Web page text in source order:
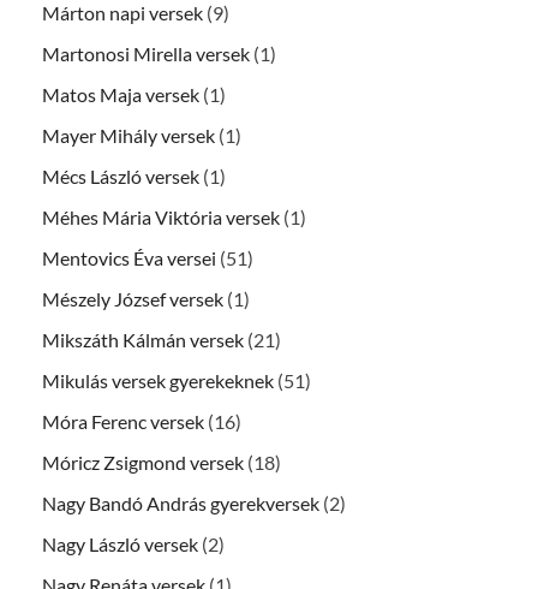
Márton napi versek (9)
Martonosi Mirella versek (1)
Matos Maja versek (1)
Mayer Mihály versek (1)
Mécs László versek (1)
Méhes Mária Viktória versek (1)
Mentovics Éva versei (51)
Mészely József versek (1)
Mikszáth Kálmán versek (21)
Mikulás versek gyerekeknek (51)
Móra Ferenc versek (16)
Móricz Zsigmond versek (18)
Nagy Bandó András gyerekversek (2)
Nagy László versek (2)